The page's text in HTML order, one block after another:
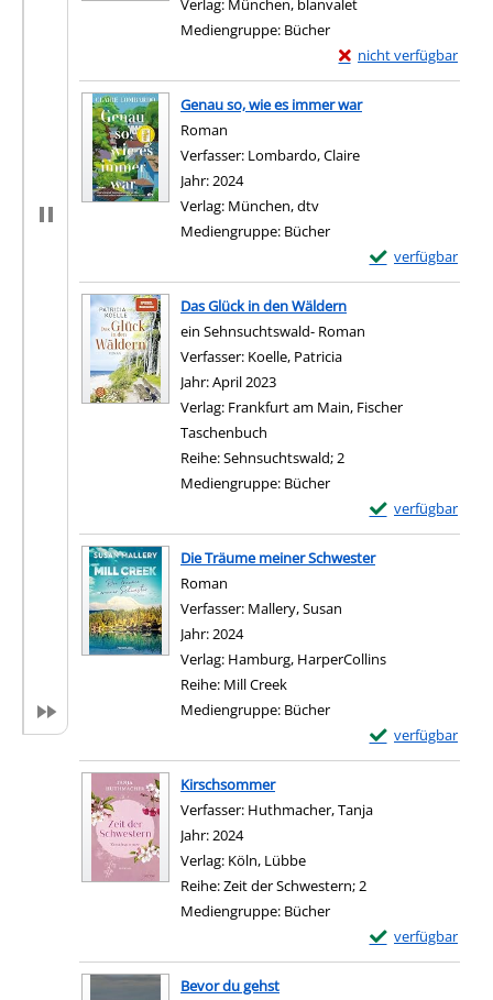
Verlag: München, blanvalet
Mediengruppe: Bücher
nicht verfügbar
Exemplar-Details von
Zum Download von
Genau so, wie es immer war
Roman
Verfasser: Lombardo, Claire
Jahr:2024
Verlag: München, dtv
Mediengruppe: Bücher
verfügbar
Exemplar-Details
Zum Download
Das Glück in den Wäldern
ein Sehnsuchtswald- Roman
Verfasser: Koelle, Patricia
Jahr:April 2023
Verlag: Frankfurt am Main, Fischer
Taschenbuch
Reihe:Sehnsuchtswald; 2
Mediengruppe: Bücher
verfügbar
Exemplar-Details
Zum Download
Die Träume meiner Schwester
Roman
Verfasser: Mallery, Susan
Jahr:2024
Verlag: Hamburg, HarperCollins
Reihe: Mill Creek
Mediengruppe: Bücher
verfügbar
Exemplar-Details
Zum Download
Kirschsommer
Verfasser: Huthmacher, Tanja
Jahr:2024
Verlag: Köln, Lübbe
Reihe:Zeit der Schwestern; 2
Mediengruppe: Bücher
verfügbar
Exemplar-Details
Zum Download
Bevor du gehst